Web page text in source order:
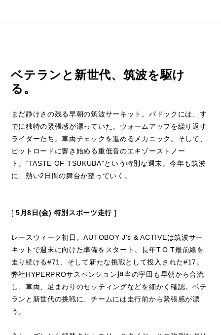
ベテランと新世代、筑波を駆け
る。
まだ静けさの残る早朝の筑波サーキット。パドックには、す
でに独特の緊張感が漂っていた。ウォームアップを繰り返す
ライダーたち。車両チェックを進めるメカニック。そして、
ピットロードに響き始める重低音のエキゾーストノー
ト。“TASTE OF TSUKUBA”という特別な週末。今年も筑波
に、熱い2日間の舞台が整っていく。
[ 5月8日(金) 特別スポーツ走行 ]
レースウィーク初日。AUTOBOY J's & ACTIVEは筑波サー
キットで週末に向けた準備をスタート。長年T.O.T最前線を
走り続ける#71、そして新たな挑戦として投入された#17。
弊社HYPERPROサスペンション担当の宇田も早朝から合流
し、車両、足まわりのセッティングなどを細かく確認。ベテ
ランと新世代の挑戦に、チームには走行前から緊張感が漂
う。